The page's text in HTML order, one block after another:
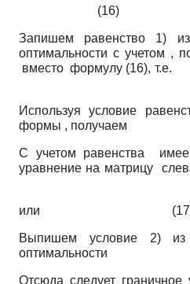
(16)
Запишем равенство 1) из
оптимальности с учетом ,
вместо
Используя условие
формы ,
С учетом равенства
уравнение на матрицу
или
Выпишем условие 2) из
оптимальности
Отсюда следует